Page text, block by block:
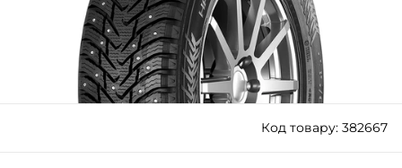
Код товару: 382667